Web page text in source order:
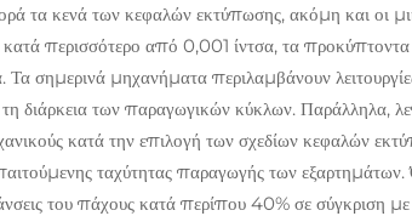
τα κενά των κεφαλών εκτύπωσης, ακόμη και οι
κατά περισσότερο από 0,001 ίντσα, τα
Τα σημερινά μηχανήματα περιλαμβάνουν
διάρκεια των παραγωγικών κύκλων. Παράλληλα,
κατά την επιλογή των σχεδίων κεφαλών
ταχύτητας παραγωγής των εξαρτημάτων.
του πάχους κατά περίπου 40% σε σύγκριση